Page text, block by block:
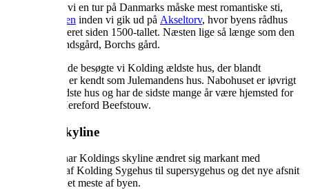
Fra slottet tog vi en tur på Danmarks måske mest romantiske sti,
Kærlighedsstien inden vi gik ud på Akseltorv, hvor byens rådhus
har været placeret siden 1500-tallet. Næsten lige så længe som den
gamle købmandsgård, Borchs gård.
I Helligkorsgade besøgte vi Kolding ældste hus, der blandt
koldingensere er kendt som Julemandens hus. Nabohuset er iøvrigt
byens næstældste hus og har de sidste mange år være hjemsted for
restaurant A Hereford Beefstouw.
Koldings skyline
De senere år har Koldings skyline ændret sig markant med
udbygningen af Kolding Sygehus til supersygehus og det nye afsnit
kan ses over det meste af byen.